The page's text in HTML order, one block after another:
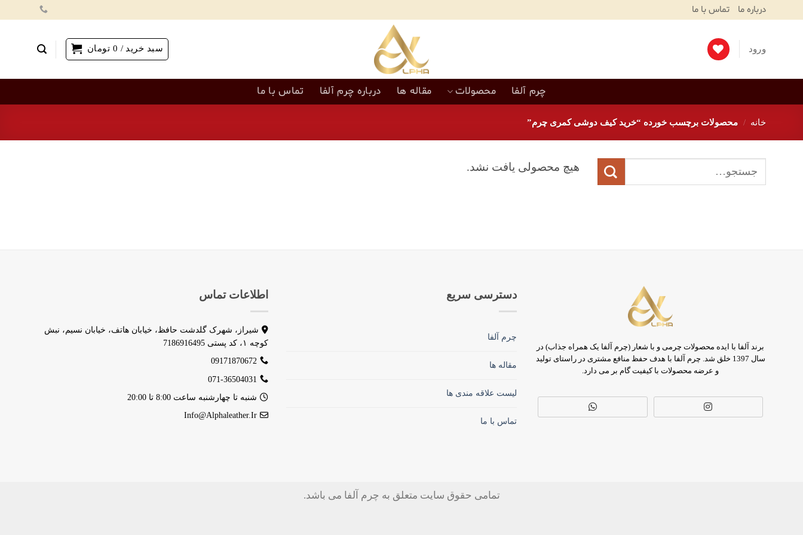
درباره ما تماس با ما
ورود سبد خرید / 0 تومان
چرم آلفا محصولات مقاله ها درباره چرم آلفا تماس با ما
خانه / محصولات برچسب خورده “خرید کیف دوشی کمری چرم”
برای:
هیچ محصولی یافت نشد.
برند آلفا با ایده محصولات چرمی و با شعار (چرم آلفا یک همراه جذاب) در
سال 1397 خلق شد. چرم آلفا با هدف حفظ منافع مشتری در راستای تولید
و عرضه محصولات با کیفیت گام بر می دارد.
دسترسی سریع
چرم آلفا
مقاله ها
لیست علاقه مندی ها
تماس با ما
اطلاعات تماس
شیراز، شهرک گلدشت حافظ، خیابان هاتف، خیابان نسیم، نبش
کوچه ۱، کد پستی 7186916495
09171870672
071-36504031
شنبه تا چهارشنبه ساعت 8:00 تا 20:00
Info@alphaleather.ir
تمامی حقوق سایت متعلق به چرم آلفا می باشد.